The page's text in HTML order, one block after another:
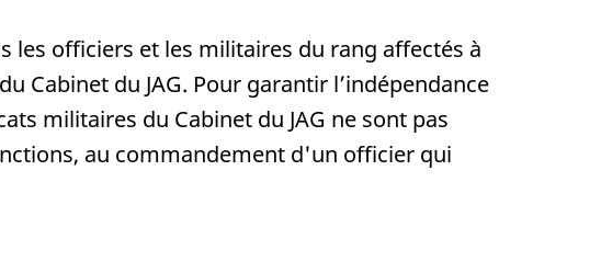
les officiers et les militaires du rang affectés à
Cabinet du JAG. Pour garantir l’indépendance
militaires du Cabinet du JAG ne sont pas
au commandement d'un officier qui